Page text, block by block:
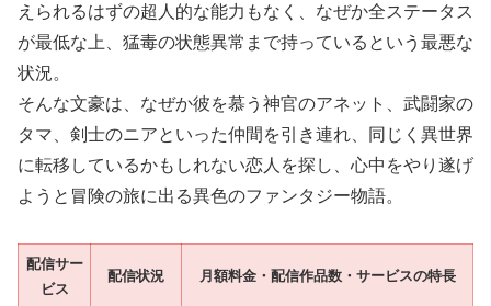
えられるはずの超人的な能力もなく、なぜか全ステータス
が最低な上、猛毒の状態異常まで持っているという最悪な
状況。
そんな文豪は、なぜか彼を慕う神官のアネット、武闘家の
タマ、剣士のニアといった仲間を引き連れ、同じく異世界
に転移しているかもしれない恋人を探し、心中をやり遂げ
ようと冒険の旅に出る異色のファンタジー物語。
配信サー
ビス
配信状況 月額料金・配信作品数・サービスの特長